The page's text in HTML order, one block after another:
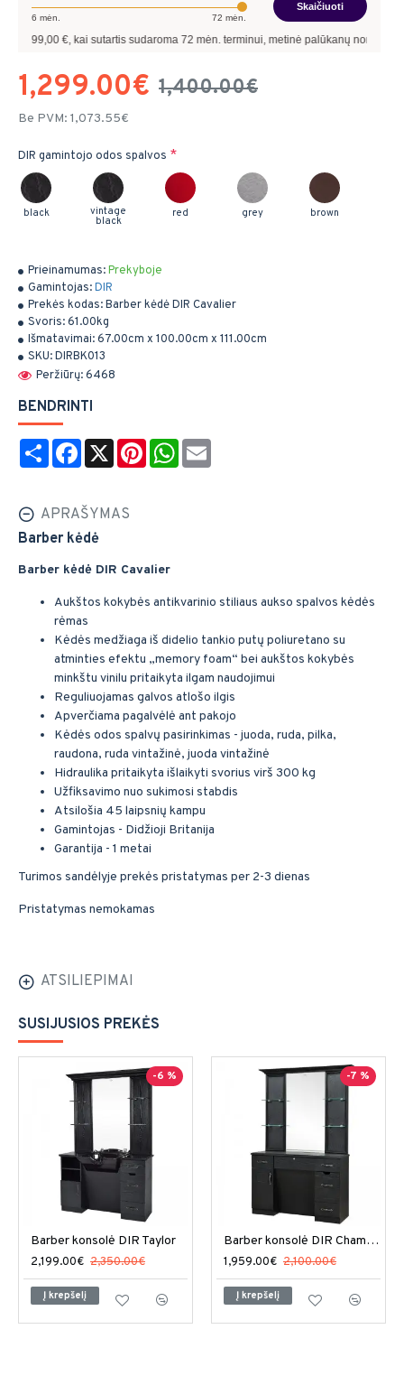
Prieinamumas:Prekyboje
Gamintojas:DIR
Prekės kodas:Barber kėdė DIR Cavalier
Svoris:61.00kg
Išmatavimai:67.00cm x 100.00cm x 111.00cm
SKU:DIRBK013
Peržiūrų: 6468
1,299.00€ 1,400.00€
Be PVM: 1,073.55€
DIR gamintojo odos spalvos
black vintage
black
red grey brown
6 mėn. 72 mėn.
Skaičiuoti
€, kai sutartis sudaroma 72mėn. terminui, metinė palūkanų norma –9,90%
BENDRINTI
Share Facebook
X PinterestWhatsApp
APRAŠYMAS
Barber kėdė
Barber kėdė DIR Cavalier
Aukštos kokybės antikvarinio stiliaus aukso spalvos kėdės
rėmas
Kėdės medžiaga iš didelio tankio putų poliuretano su
atminties efektu „memory foam“ bei aukštos kokybės
minkštu vinilu pritaikyta ilgam naudojimui
Reguliuojamas galvos atlošo ilgis
Apverčiama pagalvėlė ant pakojo
Kėdės odos spalvų pasirinkimas - juoda, ruda, pilka,
raudona, ruda vintažinė, juoda vintažinė
Hidraulika pritaikyta išlaikyti svorius virš 300 kg
Užfiksavimo nuo sukimosi stabdis
Atsilošia 45 laipsnių kampu
Gamintojas - Didžioji Britanija
Garantija - 1 metai
Turimos sandėlyje prekės pristatymas per 2-3 dienas
Pristatymas nemokamas
ATSILIEPIMAI
SUSIJUSIOS PREKĖS
-6 %
Barber konsolė DIR Taylor
2,199.00€ 2,350.00€
Į krepšelį
-7 %
Barber konsolė DIR Champion
1,959.00€ 2,100.00€
Į krepšelį